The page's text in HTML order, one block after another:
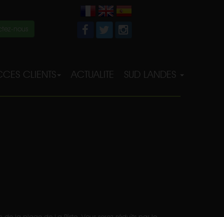
nous
CLIENTS ACTUALITE SUD LANDES